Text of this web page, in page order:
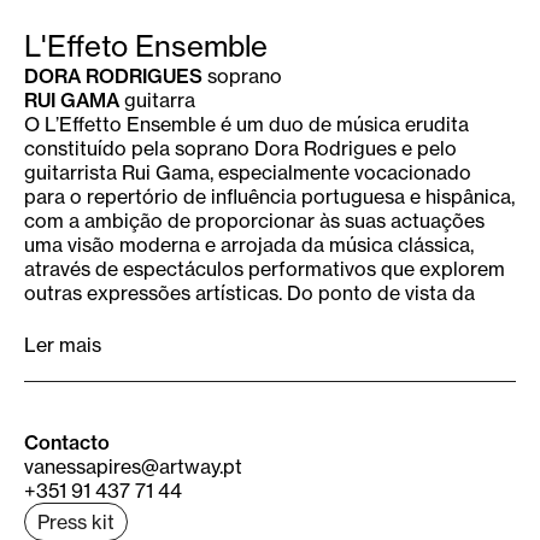
L'Effeto Ensemble
DORA RODRIGUES soprano
RUI GAMA guitarra
O L’Effetto Ensemble é um duo de música erudita
constituído pela soprano Dora Rodrigues e pelo
guitarrista Rui Gama, especialmente vocacionado
para o repertório de influência portuguesa e hispânica,
com a ambição de proporcionar às suas actuações
uma visão moderna e arrojada da música clássica,
através de espectáculos performativos que explorem
outras expressões artísticas. Do ponto de vista da
fomentar a criação de repertório específico de forma
desafiando compositores e escritores
secular. Assim sendo, o L’Effetto Ensemble estreou
várias obras escritas originalmente para esta
formação, contribuindo também para transcrições e
adaptações de obras do grande repertório
“liederístico”, como António Fragoso, Rui Soares da
Ler mais
Contacto
vanessapires@artway.pt
+351 91 437 71 44
Press kit